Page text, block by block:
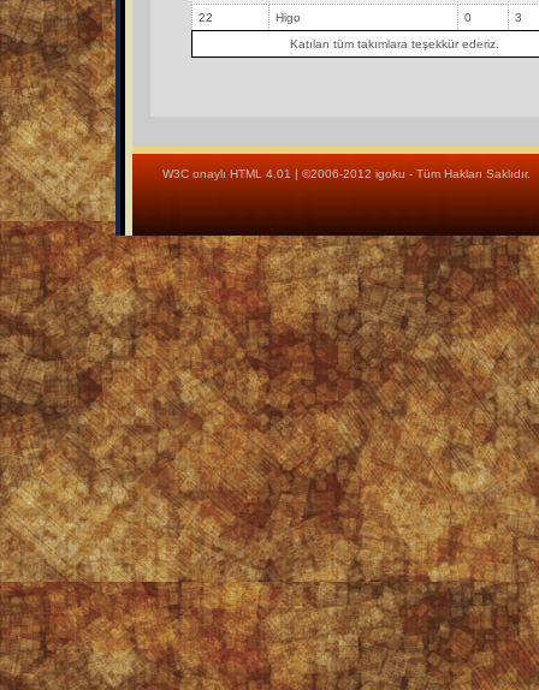
Katılan tüm takımlara teşekkür ederiz.
22
Higo 0 3
W3C onaylı HTML 4.01 | ©2006-2012 igoku - Tüm Hakları Saklıdır.